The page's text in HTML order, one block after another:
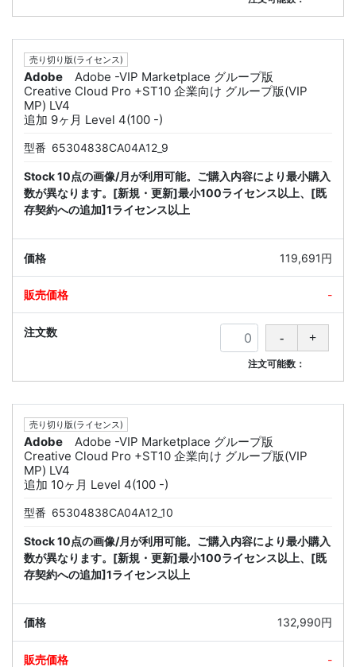
売り切り版(ライセンス)
Adobe
Adobe -VIP Marketplace グループ版
Creative Cloud Pro +ST10 企業向け グループ版(VIP
MP) LV4
追加 9ヶ月 Level 4(100 -)
型番 65304838CA04A12_9
Stock 10点の画像/月が利用可能。ご購入内容により最小購入
数が異なります。[新規・更新]最小100ライセンス以上、[既
存契約への追加]1ライセンス以上
119,691円
-
注文可能数：
売り切り版(ライセンス)
Adobe
Adobe -VIP Marketplace グループ版
Creative Cloud Pro +ST10 企業向け グループ版(VIP
MP) LV4
追加 10ヶ月 Level 4(100 -)
型番 65304838CA04A12_10
Stock 10点の画像/月が利用可能。ご購入内容により最小購入
数が異なります。[新規・更新]最小100ライセンス以上、[既
存契約への追加]1ライセンス以上
132,990円
-